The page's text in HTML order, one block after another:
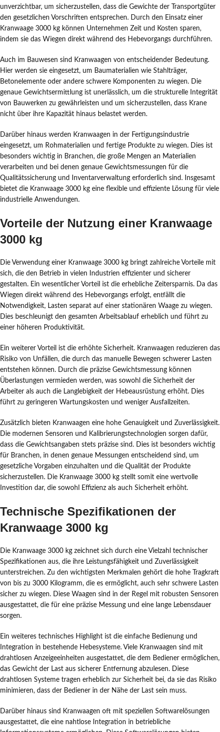
unverzichtbar, um sicherzustellen, dass die Gewichte der Transportgüter
den gesetzlichen Vorschriften entsprechen. Durch den Einsatz einer
Kranwaage 3000 kg können Unternehmen Zeit und Kosten sparen,
indem sie das Wiegen direkt während des Hebevorgangs durchführen.
Auch im Bauwesen sind Kranwaagen von entscheidender Bedeutung.
Hier werden sie eingesetzt, um Baumaterialien wie Stahlträger,
Betonelemente oder andere schwere Komponenten zu wiegen. Die
genaue Gewichtsermittlung ist unerlässlich, um die strukturelle Integrität
von Bauwerken zu gewährleisten und um sicherzustellen, dass Krane
nicht über ihre Kapazität hinaus belastet werden.
Darüber hinaus werden Kranwaagen in der Fertigungsindustrie
eingesetzt, um Rohmaterialien und fertige Produkte zu wiegen. Dies ist
besonders wichtig in Branchen, die große Mengen an Materialien
verarbeiten und bei denen genaue Gewichtsmessungen für die
Qualitätssicherung und Inventarverwaltung erforderlich sind. Insgesamt
bietet die Kranwaage 3000 kg eine flexible und effiziente Lösung für viele
industrielle Anwendungen.
Vorteile der Nutzung einer Kranwaage
3000 kg
Die Verwendung einer Kranwaage 3000 kg bringt zahlreiche Vorteile mit
sich, die den Betrieb in vielen Industrien effizienter und sicherer
gestalten. Ein wesentlicher Vorteil ist die erhebliche Zeitersparnis. Da das
Wiegen direkt während des Hebevorgangs erfolgt, entfällt die
Notwendigkeit, Lasten separat auf einer stationären Waage zu wiegen.
Dies beschleunigt den gesamten Arbeitsablauf erheblich und führt zu
einer höheren Produktivität.
Ein weiterer Vorteil ist die erhöhte Sicherheit. Kranwaagen reduzieren das
Risiko von Unfällen, die durch das manuelle Bewegen schwerer Lasten
entstehen können. Durch die präzise Gewichtsmessung können
Überlastungen vermieden werden, was sowohl die Sicherheit der
Arbeiter als auch die Langlebigkeit der Hebeausrüstung erhöht. Dies
führt zu geringeren Wartungskosten und weniger Ausfallzeiten.
Zusätzlich bieten Kranwaagen eine hohe Genauigkeit und Zuverlässigkeit.
Die modernen Sensoren und Kalibrierungstechnologien sorgen dafür,
dass die Gewichtsangaben stets präzise sind. Dies ist besonders wichtig
für Branchen, in denen genaue Messungen entscheidend sind, um
gesetzliche Vorgaben einzuhalten und die Qualität der Produkte
sicherzustellen. Die Kranwaage 3000 kg stellt somit eine wertvolle
Investition dar, die sowohl Effizienz als auch Sicherheit erhöht.
Technische Spezifikationen der
Kranwaage 3000 kg
Die Kranwaage 3000 kg zeichnet sich durch eine Vielzahl technischer
Spezifikationen aus, die ihre Leistungsfähigkeit und Zuverlässigkeit
unterstreichen. Zu den wichtigsten Merkmalen gehört die hohe Tragkraft
von bis zu 3000 Kilogramm, die es ermöglicht, auch sehr schwere Lasten
sicher zu wiegen. Diese Waagen sind in der Regel mit robusten Sensoren
ausgestattet, die für eine präzise Messung und eine lange Lebensdauer
sorgen.
Ein weiteres technisches Highlight ist die einfache Bedienung und
Integration in bestehende Hebesysteme. Viele Kranwaagen sind mit
drahtlosen Anzeigeeinheiten ausgestattet, die dem Bediener ermöglichen,
das Gewicht der Last aus sicherer Entfernung abzulesen. Diese
drahtlosen Systeme tragen erheblich zur Sicherheit bei, da sie das Risiko
minimieren, dass der Bediener in der Nähe der Last sein muss.
Darüber hinaus sind Kranwaagen oft mit speziellen Softwarelösungen
ausgestattet, die eine nahtlose Integration in betriebliche